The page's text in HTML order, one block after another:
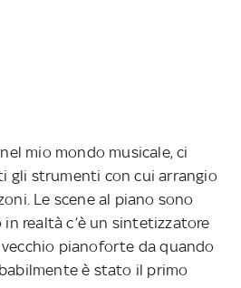
mio mondo musicale, ci
gli strumenti con cui arrangio
Le scene al piano sono
realtà c’è un sintetizzatore
pianoforte da quando
è stato il primo